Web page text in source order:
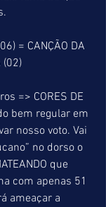
= CANÇÃO DA
(02)
=> CORES DE
bem regular em
nosso voto. Vai
no dorso o
que
com apenas 51
ameaçar a